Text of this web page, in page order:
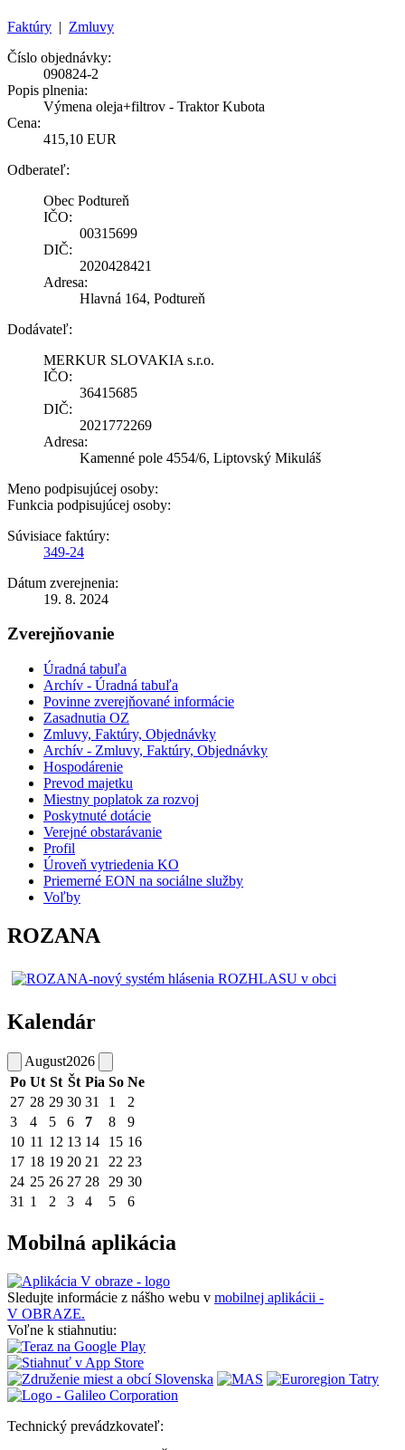
Faktúry | Zmluvy
Číslo objednávky:
090824-2
Popis plnenia:
Výmena oleja+filtrov - Traktor Kubota
Cena:
415,10 EUR
Odberateľ:
Obec Podtureň
IČO:
00315699
DIČ:
2020428421
Adresa:
Hlavná 164, Podtureň
Dodávateľ:
MERKUR SLOVAKIA s.r.o.
IČO:
36415685
DIČ:
2021772269
Adresa:
Kamenné pole 4554/6, Liptovský Mikuláš
Meno podpisujúcej osoby:
Funkcia podpisujúcej osoby:
Súvisiace faktúry:
349-24
Dátum zverejnenia:
19. 8. 2024
Zverejňovanie
Úradná tabuľa
Archív - Úradná tabuľa
Povinne zverejňované informácie
Zasadnutia OZ
Zmluvy, Faktúry, Objednávky
Archív - Zmluvy, Faktúry, Objednávky
Hospodárenie
Prevod majetku
Miestny poplatok za rozvoj
Poskytnuté dotácie
Verejné obstarávanie
Profil
Úroveň vytriedenia KO
Priemerné EON na sociálne služby
Voľby
ROZANA
Kalendár
August2026
Po Ut St Št Pia So Ne
27 28 29 30 31 1
2
3
4 5 6 7 8
9
10 11 12 13 14 15 16
17 18 19 20 21 22 23
24 25 26 27 28 29 30
31 1 2 3 4 5 6
Mobilná aplikácia
Sledujte informácie z nášho webu v mobilnej aplikácii -
V OBRAZE.
Voľne k stiahnutiu:
Technický prevádzkovateľ: